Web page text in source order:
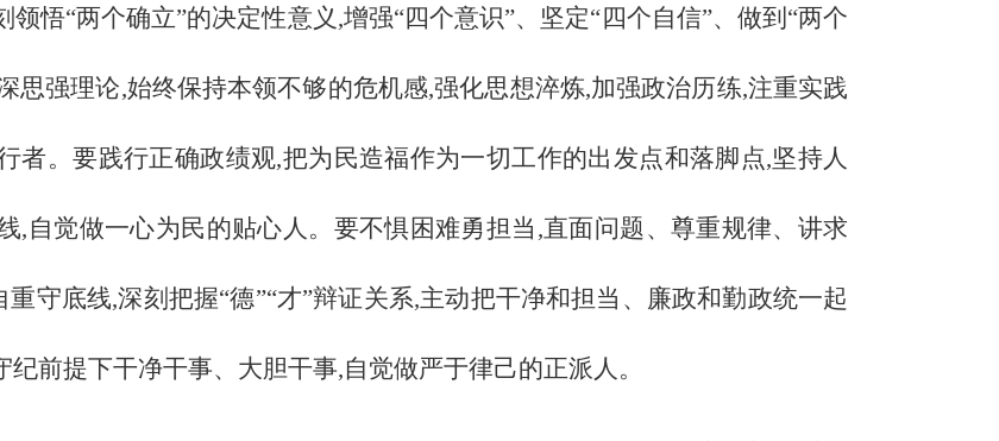
领悟“两个确立”的决定性意义,增强“四个意识”、坚定“四个自信”、做到“两个
思强理论,始终保持本领不够的危机感,强化思想淬炼,加强政治历练,注重实践
者。要践行正确政绩观,把为民造福作为一切工作的出发点和落脚点,坚持人
,自觉做一心为民的贴心人。要不惧困难勇担当,直面问题、尊重规律、讲求
守底线,深刻把握“德”“才”辩证关系,主动把干净和担当、廉政和勤政统一起
前提下干净干事、大胆干事,自觉做严于律己的正派人。